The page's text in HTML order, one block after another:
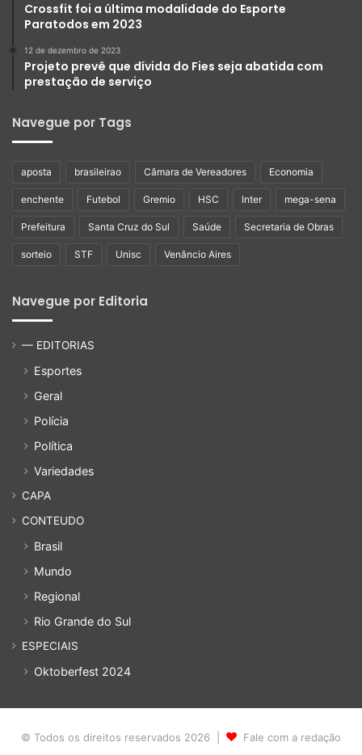
Crossfit foi a última modalidade do Esporte
Paratodos em 2023
12 de dezembro de 2023
Projeto prevê que dívida do Fies seja abatida com
prestação de serviço
Navegue por Tags
aposta brasileirao Câmara de Vereadores Economia
enchente Futebol Gremio HSC Inter mega-sena
Prefeitura Santa Cruz do Sul Saúde Secretaria de Obras
sorteio STF Unisc Venâncio Aires
Navegue por Editoria
— EDITORIAS
Esportes
Geral
Polícia
Política
Variedades
CAPA
CONTEUDO
Brasil
Mundo
Regional
Rio Grande do Sul
ESPECIAIS
Oktoberfest 2024
© Todos os direitos reservados 2026 | Fale com a redação